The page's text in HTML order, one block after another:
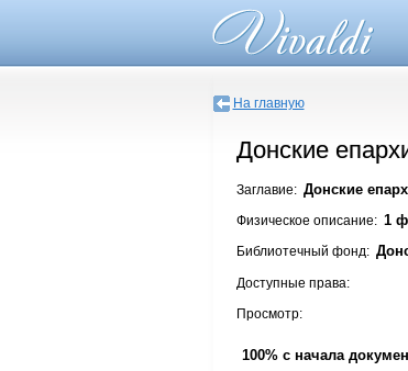
На главную
Донские
Заглавие: Донские
Физическое описание: 1
Библиотечный фонд:
Доступные права:
Просмотр:
100% с начала